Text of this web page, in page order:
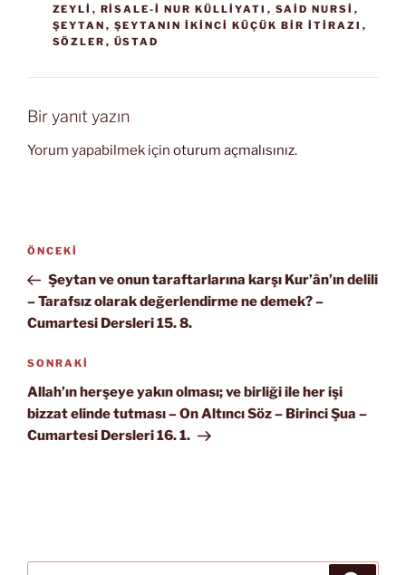
ZEYLI , RISALE-I NUR KÜLLIYATI , SAID NURSI ,
ŞEYTAN , ŞEYTANIN İKINCI KÜÇÜK BIR İTIRAZI ,
SÖZLER , ÜSTAD
Bir yanıt yazın
Yorum yapabilmek için oturum açmalısınız.
Yazı
Önceki
Yazı
ÖNCEKI
Şeytan ve onun taraftarlarına karşı Kur’ân’ın delili
– Tarafsız olarak değerlendirme ne demek? –
Cumartesi Dersleri 15. 8.
Sonraki
Yazı
SONRAKI
Allah’ın herşeye yakın olması; ve birliği ile her işi
bizzat elinde tutması – On Altıncı Söz – Birinci Şua –
Cumartesi Dersleri 16. 1.